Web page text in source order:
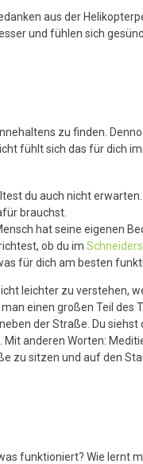
aus der
und fühlen sich
zu finden.
fühlt sich das für dich
du auch nicht
brauchst.
hat seine eigenen
ob du im
für dich am besten
leichter zu
einen großen Teil
der Straße. Du
anderen Worten:
sitzen und auf den
funktioniert? Wie